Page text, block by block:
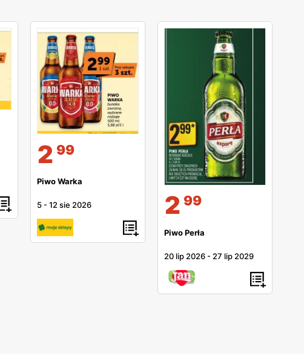
2 99
Piwo Warka
5 -12 sie 2026 2 99
Piwo Perła
20 lip 2026 - 27 lip 2029